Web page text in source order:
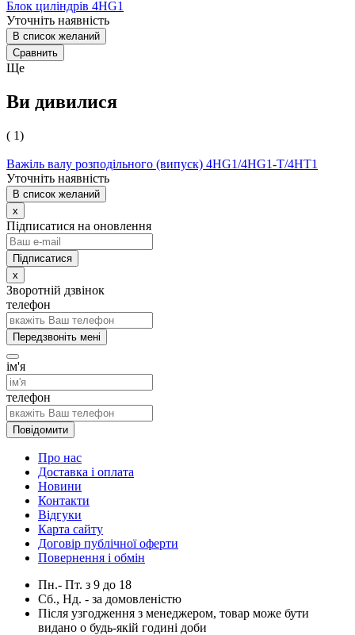
Блок циліндрів 4HG1
Уточніть наявність
В список желаний
Сравнить
Ще
Ви дивилися
( 1)
Важіль валу розподільного (випуск) 4HG1/4HG1-T/4HT1
Уточніть наявність
В список желаний
x
Підписатися на оновлення
x
Зворотній дзвінок
телефон
Передзвоніть мені
ім'я
телефон
Повідомити
Про нас
Доставка і оплата
Новини
Контакти
Відгуки
Карта сайту
Договір публічної оферти
Повернення і обмін
Пн.- Пт. з 9 до 18
Сб., Нд. - за домовленістю
Після узгодження з менеджером, товар може бути
видано о будь-якій годині доби